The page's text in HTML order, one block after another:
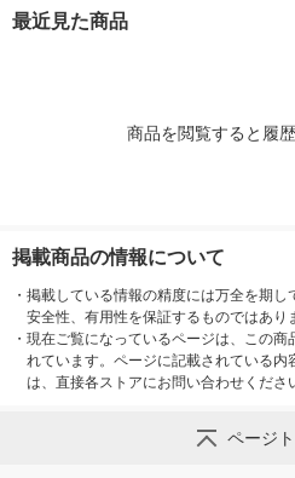
ス
最近見た商品
商品を閲覧すると履
掲載商品の情報について
・ 掲載している情報の精度には万全を期し
安全性、有用性を保証するものではあり
・ 現在ご覧になっているページは、この商
れています。ページに記載されている内
は、直接各ストアにお問い合わせくださ
ページ